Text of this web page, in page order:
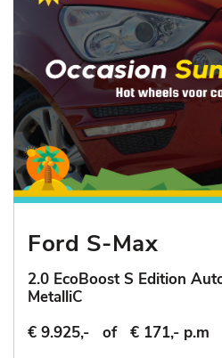
Ford S-Max
2.0 EcoBoost S Edition
MetalliC
€ 9.925,-
of € 171,- p.m